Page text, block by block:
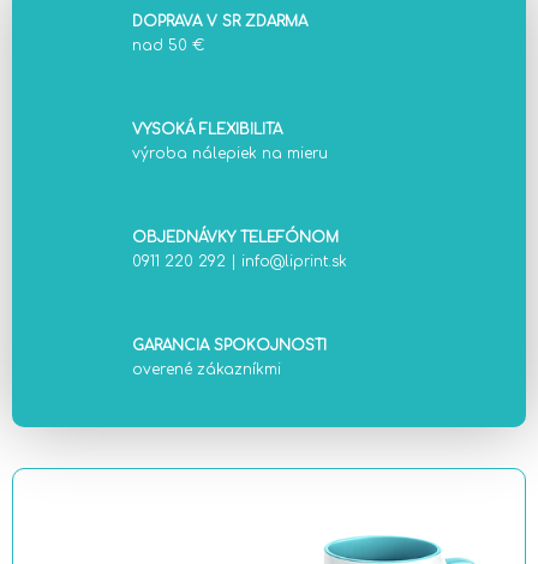
DOPRAVA V SR ZDARMA
nad 50 €
VYSOKÁ FLEXIBILITA
výroba nálepiek na mieru
OBJEDNÁVKY TELEFÓNOM
0911 220 292
info@liprint.sk
GARANCIA SPOKOJNOSTI
overené zákazníkmi